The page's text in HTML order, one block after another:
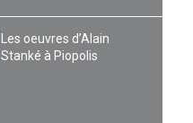
Les oeuvres d’Alain
Stanké à Piopolis